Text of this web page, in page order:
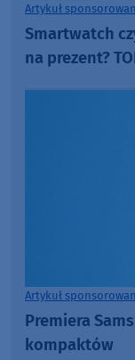
Artykuł
Smartwatch
na prezent?
Artykuł
Premiera
kompaktów